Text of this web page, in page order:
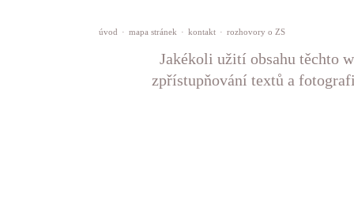
úvod · mapa stránek · kontakt · rozhovory o ZS
Jakékoli užití obsahu těchto
zpřístupňování textů a